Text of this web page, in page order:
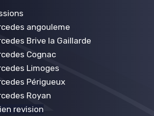
angouleme
Brive la Gaillarde
Cognac
Limoges
Périgueux
Royan
revision